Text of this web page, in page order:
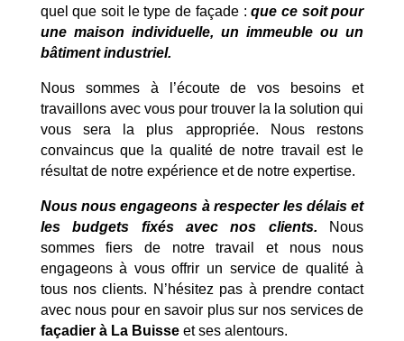
quel que soit le type de façade :que ce soit pour
une maison individuelle, un immeuble ou un
bâtiment industriel.
Nous sommes à l’écoute de vos besoins et
travaillons avec vous pour trouver la la solution qui
vous sera la plus appropriée. Nous restons
convaincus que la qualité de notre travail est le
résultat de notre expérience et de notre expertise.
Nous nous engageons à respecter les délais et
les budgets fixés avec nos clients. Nous
sommes fiers de notre travail et nous nous
engageons à vous offrir un service de qualité à
tous nos clients. N’hésitez pas à prendre contact
avec nous pour en savoir plus sur nos services de
façadier à La Buisseet ses alentours.